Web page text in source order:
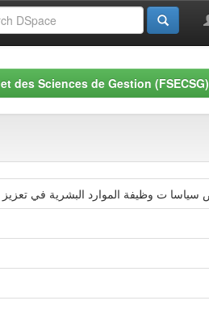
des Sciences de Gestion (FSECSG)